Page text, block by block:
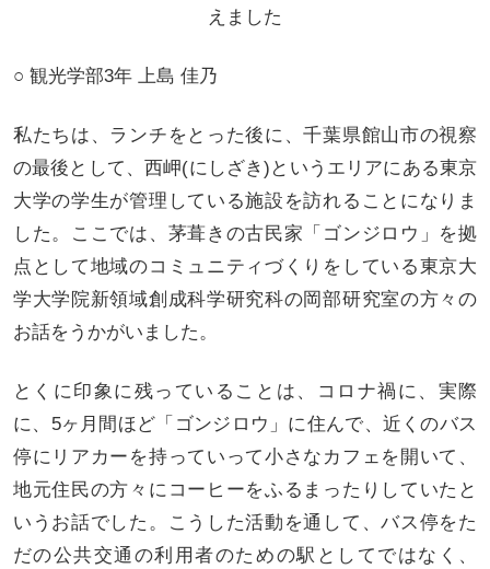
えました
○ 観光学部3年 上島 佳乃
私たちは、ランチをとった後に、千葉県館山市の視察
の最後として、西岬(にしざき)というエリアにある東京
大学の学生が管理している施設を訪れることになりま
した。ここでは、茅葺きの古民家「ゴンジロウ」を拠
点として地域のコミュニティづくりをしている東京大
学大学院新領域創成科学研究科の岡部研究室の方々の
お話をうかがいました。
とくに印象に残っていることは、コロナ禍に、実際
に、5ヶ月間ほど「ゴンジロウ」に住んで、近くのバス
停にリアカーを持っていって小さなカフェを開いて、
地元住民の方々にコーヒーをふるまったりしていたと
いうお話でした。こうした活動を通して、バス停をた
だの公共交通の利用者のための駅としてではなく、